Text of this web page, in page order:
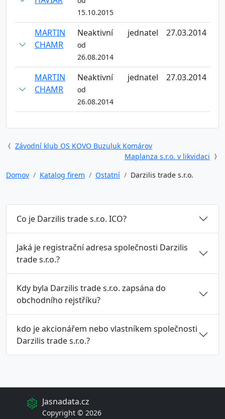
15.10.2015
MARTIN
CHAMR
Neaktivní
od
26.08.2014
jednatel 27.03.2014
MARTIN
CHAMR
Neaktivní
od
26.08.2014
jednatel 27.03.2014
Závodní klub OS KOVO Buzuluk Komárov
Maplanza s.r.o. v likvidaci
Domov
Katalog firem Ostatní Darzilis trade s.r.o.
Co je Darzilis trade s.r.o. ICO?
Jaká je registrační adresa společnosti Darzilis
trade s.r.o.?
Kdy byla Darzilis trade s.r.o. zapsána do
obchodního rejstříku?
kdo je akcionářem nebo vlastníkem společnosti
Darzilis trade s.r.o.?
Jasnadata.cz
Copyright © 2026